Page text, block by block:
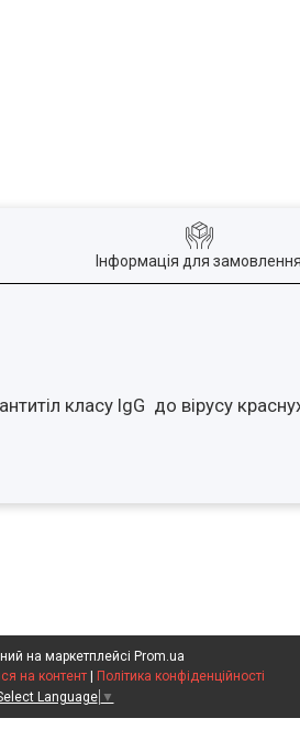
Інформація для замовлення
класу IgG до вірусу
на маркетплейсі Prom.ua
на контент
Політика конфіденційності
Language ▼